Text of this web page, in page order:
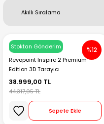
%12
Stoktan Gönderim
Revopoint
Revopoint Inspire 2 Premium
Edition 3D Tarayıcı
38.999,00 TL
44.317,05 TL
Sepete Ekle